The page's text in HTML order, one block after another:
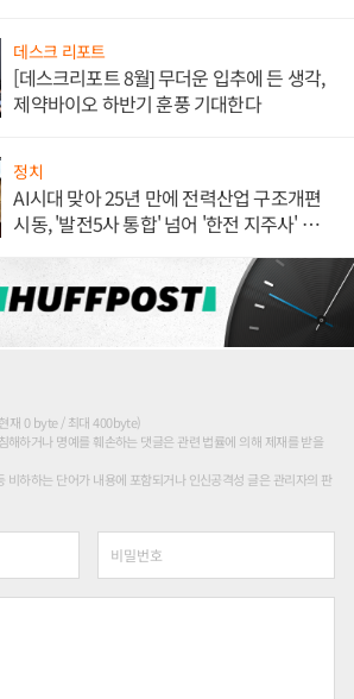
데스크 리포트
[데스크리포트 8월] 무더운 입추에 든 생각,
제약바이오 하반기 훈풍 기대한다
정치
AI시대 맞아 25년 만에 전력산업 구조개편
시동, '발전5사 통합' 넘어 '한전 지주사' 재편
재 0 byte / 최대 400byte)
해하거나 명예를 훼손하는 댓글은 관련 법률에 의해 제재를 받을
비하하는 단어가 내용에 포함되거나 인신공격성 글은 관리자의 판